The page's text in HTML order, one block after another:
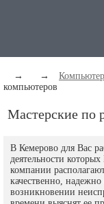
→ →
компьютеров
Мастерские по
В Кемерово для Вас
деятельности
компании
качественно,
возникновении